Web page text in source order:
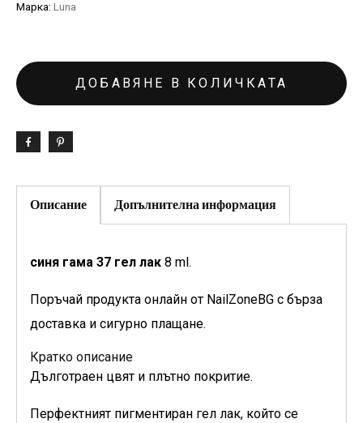
Марка: Luna
ДОБАВЯНЕ В КОЛИЧКАТА
Описание Допълнителна информация
синя гама 37 гел лак 8 ml.
Поръчай продукта онлайн от NailZoneBG с бърза
доставка и сигурно плащане.
Кратко описание
Дълготраен цвят и плътно покритие.
Перфектният пигментиран гел лак, който се